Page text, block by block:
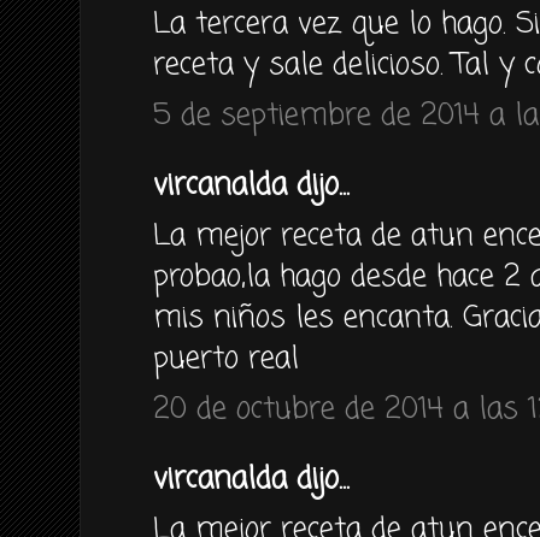
La tercera vez que lo hago.
receta y sale delicioso. Tal y
5 de septiembre de 2014 a
vircanalda dijo...
La mejor receta de atun
probao,la hago desde hace
mis niños les encanta.
puerto real
20 de octubre de 2014 a las
vircanalda dijo...